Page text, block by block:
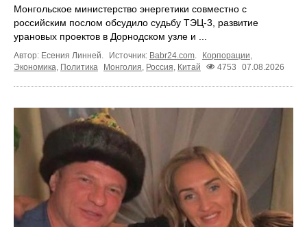
Монгольское министерство энергетики совместно с
российским послом обсудило судьбу ТЭЦ‑3, развитие
урановых проектов в Дорнодском узле и ...
Автор: Есения Линней. Источник: Babr24.com. Корпорации,
Экономика, Политика Монголия, Россия, Китай 4753 07.08.2026